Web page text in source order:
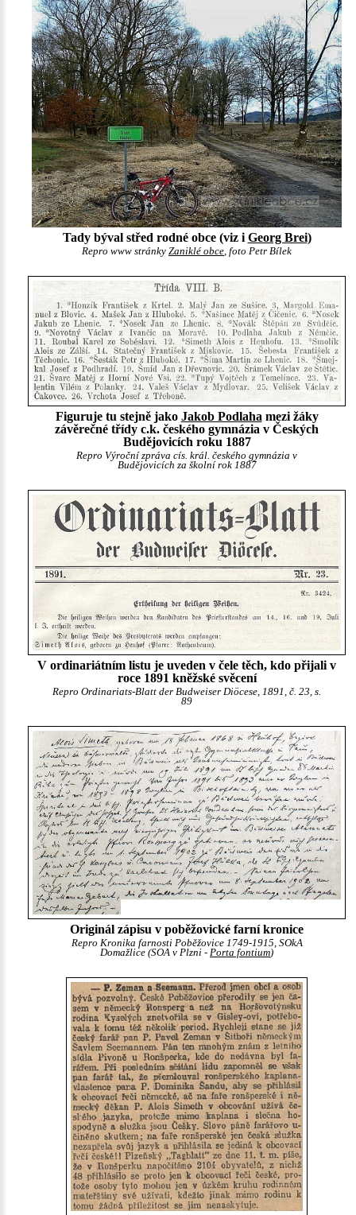
Tady býval střed rodné obce (viz iGeorg Brei)
Repro www stránky Zaniklé obce, foto Petr Bílek
Figuruje tu stejně jako Jakob Podlaha mezi žáky
závěrečné třídy c.k. českého gymnázia v Českých
Budějovicích roku 1887
Repro Výroční zpráva cís. král. českého gymnázia v
Budějovicích za školní rok 1887
V ordinariátním listu je uveden v čele těch, kdo přijali v
roce 1891 kněžské svěcení
Repro Ordinariats-Blatt der Budweiser Diöcese, 1891, č. 23, s.
89
Originál zápisu v poběžovické farní kronice
Repro Kronika farnosti Poběžovice 1749-1915, SOkA
Domažlice (SOA v Plzni - Porta fontium)